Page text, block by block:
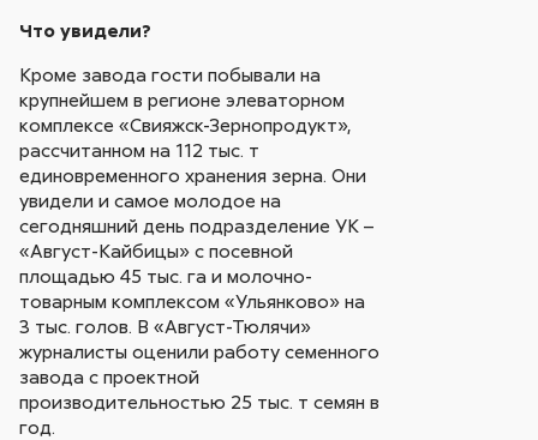
Что увидели?
Кроме завода гости побывали на
крупнейшем в регионе элеваторном
комплексе «Свияжск-Зернопродукт»,
рассчитанном на 112 тыс. т
единовременного хранения зерна. Они
увидели и самое молодое на
сегодняшний день подразделение УК –
«Август-Кайбицы» с посевной
площадью 45 тыс. га и молочно-
товарным комплексом «Ульянково» на
3 тыс. голов. В «Август-Тюлячи»
журналисты оценили работу семенного
завода с проектной
производительностью 25 тыс. т семян в
год.